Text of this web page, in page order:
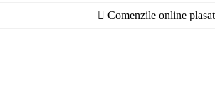
Comenzile online